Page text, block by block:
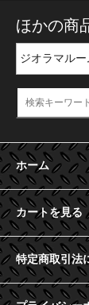
ほかの商
ホーム
カートを見る
特定商取引法